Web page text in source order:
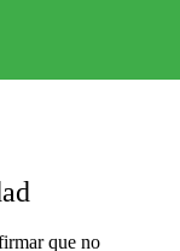
que no